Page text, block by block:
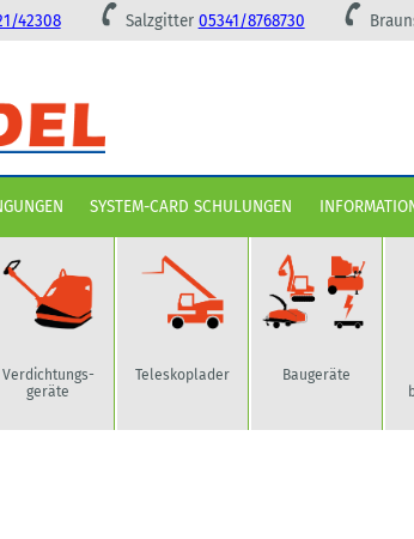
42308 Salzgitter 05341/8768730
SYSTEM-CARD SCHULUNGEN
Verdichtungs-
geräte
Teleskoplader Baugeräte